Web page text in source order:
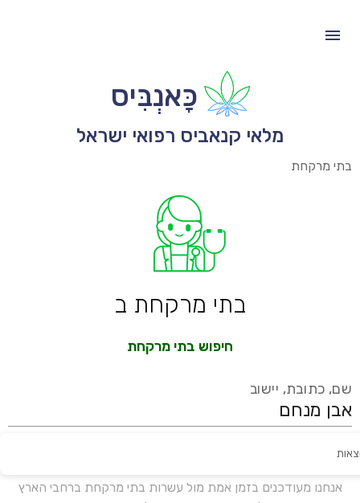
כָּאנְבִּיס
מלאי קנאביס רפואי ישראל
בתי מרקחת
בתי מרקחת ב
חיפוש בתי מרקחת
שם, כתובת, יישוב
אנחנו מעודכנים בזמן אמת מול עשרות בתי מרקחת ברחבי הארץ